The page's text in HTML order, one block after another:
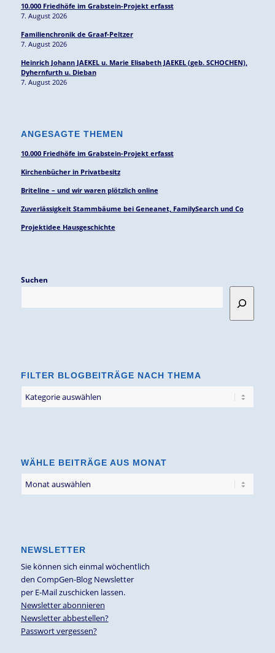
10.000 Friedhöfe im Grabstein-Projekt erfasst
7. August 2026
Familienchronik de Graaf-Peltzer
7. August 2026
Heinrich Johann JAEKEL u. Marie Elisabeth JAEKEL (geb. SCHOCHEN),
Dyhernfurth u. Dieban
7. August 2026
ANGESAGTE THEMEN
10.000 Friedhöfe im Grabstein-Projekt erfasst
Kirchenbücher in Privatbesitz
Briteline – und wir waren plötzlich online
Zuverlässigkeit Stammbäume bei Geneanet, FamilySearch und Co
Projektidee Hausgeschichte
Suchen
FILTER BLOGBEITRÄGE NACH THEMA
Blogbeiträge
WÄHLE BEITRÄGE AUS MONAT
NEWSLETTER
Sie können sich einmal wöchentlich
den CompGen-Blog Newsletter
per E-Mail zuschicken lassen.
Newsletter abonnieren
Newsletter abbestellen?
Passwort vergessen?